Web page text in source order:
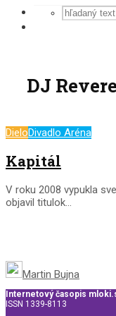
DJ
DieloDivadlo Aréna
Kapitál
V roku 2008 vypukla
objavil titulok...
Martin Bujna
Internetový časopis
ISSN 1339-8113